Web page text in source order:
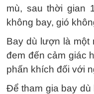
mù, sau thời gian
không bay, gió
Bay dù lượn là một
đem đến cảm giác
phấn khích đối với
Để tham gia bay